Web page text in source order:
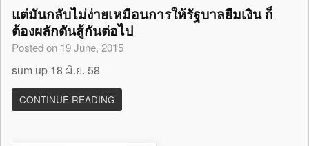
แต่มันกลับไม่ง่ายเหมือนการให้รัฐบาลยืมเงิน ก็
ต้องผลักดันสู้กันต่อไป
Posted on 19 June, 2015
sum up 18 มิ.ย. 58
CONTINUE READING